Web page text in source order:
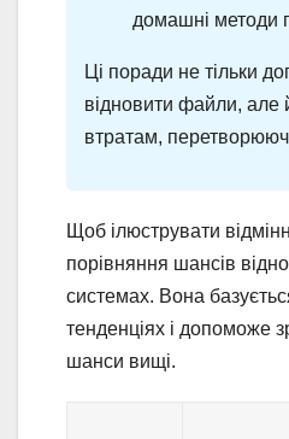
домашні методи
Ці поради не тільки
відновити файли, але
втратам,
Щоб ілюструвати
порівняння шансів
системах. Вона
тенденціях і допоможе
шанси вищі.